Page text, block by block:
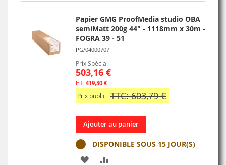
Papier GMG ProofMedia studio OBA
semiMatt 200g 44" - 1118mm x 30m -
FOGRA 39 - 51
PG/04000707
Prix Spécial
503,16 €
419,30 €
Prix public TTC: 603,79 €
Ajouter au panier
DISPONIBLE SOUS 15 JOUR(S)
AJOUTER